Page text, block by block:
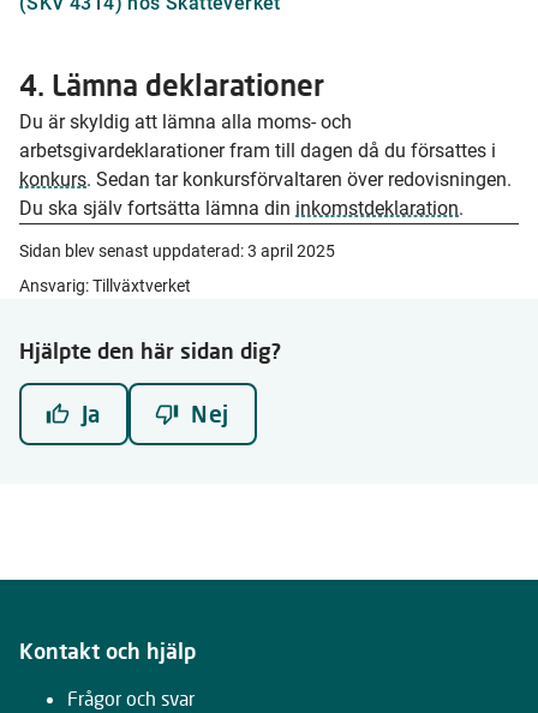
4. Lämna deklarationer
Du är skyldig att lämna alla moms- och
arbetsgivardeklarationer fram till dagen då du försattes i
konkurs. Sedan tar konkursförvaltaren över redovisningen.
Du ska själv fortsätta lämna din inkomstdeklaration.
Sidan blev senast uppdaterad:3 april 2025
Ansvarig: Tillväxtverket
Hjälpte den här sidan dig?
Ja Nej
Kontakt och hjälp
Frågor och svar